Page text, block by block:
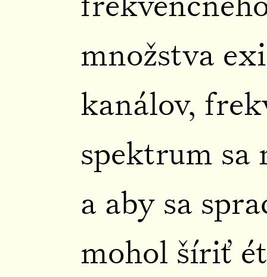
množstva
kanálov,
spektrum sa
a aby sa
mohol šíriť